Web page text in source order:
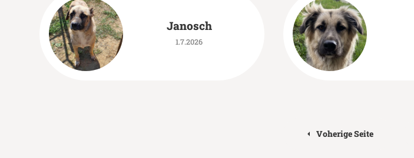
Janosch
1.7.2026
Voherige Seite